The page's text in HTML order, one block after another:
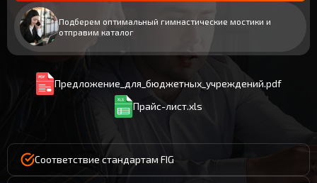
Подберем оптимальный гимнастические мостики и
отправим каталог
Предложение_для_бюджетных_учреждений.pdf
Прайс-лист.xls
Соответствие стандартам FIG